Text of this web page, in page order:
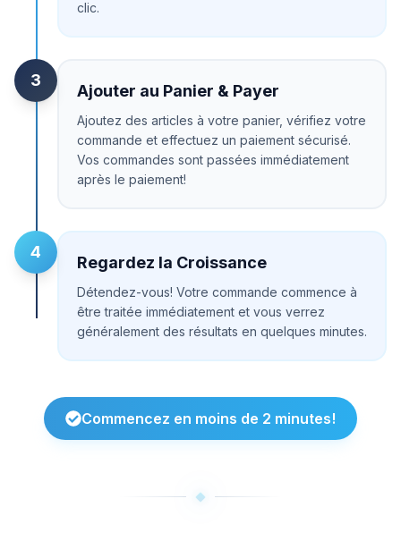
clic.
3
Ajouter au Panier & Payer
Ajoutez des articles à votre panier, vérifiez votre
commande et effectuez un paiement sécurisé.
Vos commandes sont passées immédiatement
après le paiement!
4
Regardez la Croissance
Détendez-vous! Votre commande commence à
être traitée immédiatement et vous verrez
généralement des résultats en quelques minutes.
Commencez en moins de 2 minutes!